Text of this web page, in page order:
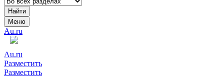
Найти
Меню
Au.ru
Au.ru
Разместить
Разместить